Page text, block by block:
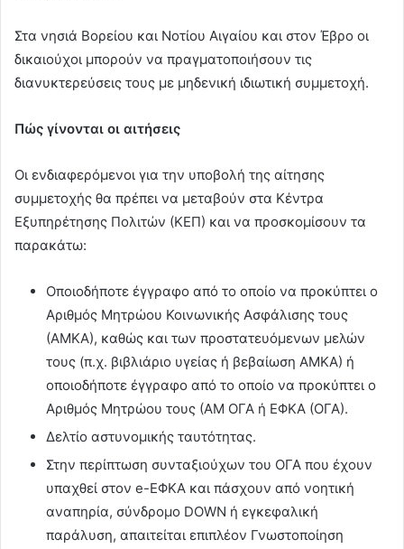
Στα νησιά Βορείου και Νοτίου Αιγαίου και στον Έβρο οι
δικαιούχοι μπορούν να πραγματοποιήσουν τις
διανυκτερεύσεις τους με μηδενική ιδιωτική συμμετοχή.
Πώς γίνονται οι αιτήσεις
Οι ενδιαφερόμενοι για την υποβολή της αίτησης
συμμετοχής θα πρέπει να μεταβούν στα Κέντρα
Εξυπηρέτησης Πολιτών (ΚΕΠ) και να προσκομίσουν τα
παρακάτω:
Οποιοδήποτε έγγραφο από το οποίο να προκύπτει ο
Αριθμός Μητρώου Κοινωνικής Ασφάλισης τους
(ΑΜΚΑ), καθώς και των προστατευόμενων μελών
τους (π.χ. βιβλιάριο υγείας ή βεβαίωση ΑΜΚΑ) ή
οποιοδήποτε έγγραφο από το οποίο να προκύπτει ο
Αριθμός Μητρώου τους (ΑΜ ΟΓΑ ή ΕΦΚΑ (ΟΓΑ).
Δελτίο αστυνομικής ταυτότητας.
Στην περίπτωση συνταξιούχων του ΟΓΑ που έχουν
υπαχθεί στον e-ΕΦΚΑ και πάσχουν από νοητική
αναπηρία, σύνδρομο DOWN ή εγκεφαλική
παράλυση, απαιτείται επιπλέον Γνωστοποίηση